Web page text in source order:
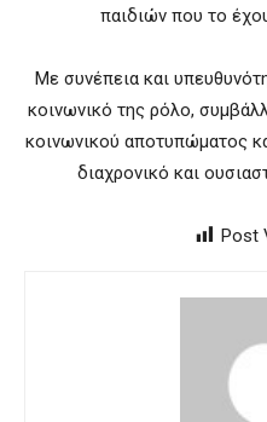
παιδιών που το
Με συνέπεια και
κοινωνικό της ρόλο,
κοινωνικού αποτυπώματος
διαχρονικό και
Post